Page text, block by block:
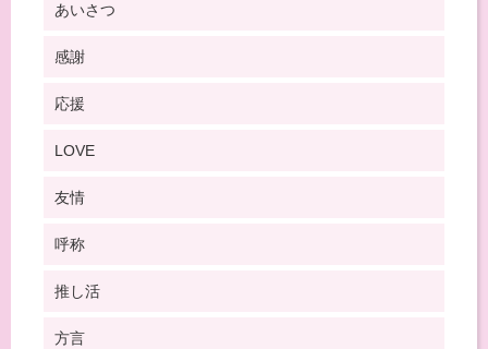
あいさつ
感謝
応援
LOVE
友情
呼称
推し活
方言